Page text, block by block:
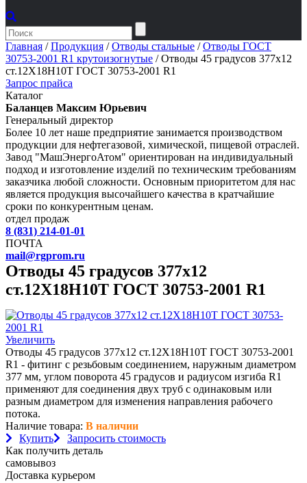
Главная /Продукция /Отводы стальные /Отводы ГОСТ
30753-2001 R1 крутоизогнутые /Отводы 45 градусов 377х12
ст.12Х18Н10Т ГОСТ 30753-2001 R1
Запрос прайса
Каталог
Баланцев Максим Юрьевич
Генеральный директор
Более 10 лет наше предприятие занимается производством
продукции для нефтегазовой, химической, пищевой отраслей.
Завод "МашЭнергоАтом" ориентирован на индивидуальный
подход и изготовление изделий по техническим требованиям
заказчика любой сложности. Основным приоритетом для нас
является продукция высочайшего качества в кратчайшие
сроки по конкурентным ценам.
отдел продаж
8 (831) 214-01-01
ПОЧТА
mail@rgprom.ru
Отводы 45 градусов 377х12
ст.12Х18Н10Т ГОСТ 30753-2001 R1
Увеличить
Отводы 45 градусов 377х12 ст.12Х18Н10Т ГОСТ 30753-2001
R1 - фитинг с резьбовым соединением, наружным диаметром
377 мм, углом поворота 45 градусов и радиусом изгиба R1
применяют для соединения двух труб с одинаковым или
разным диаметром для изменения направления рабочего
потока.
Наличие товара: В наличии
Купить
Запросить стоимость
Как получить деталь
самовывоз
Доставка курьером